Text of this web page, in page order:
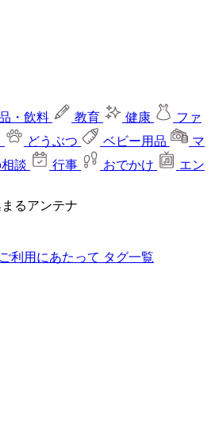
・飲料 教育 健康
ファ
どうぶつ ベビー用品
マ
談 行事 おでかけ
エン
るアンテナ
ご利用にあたって タグ一覧